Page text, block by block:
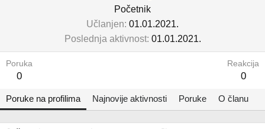
Početnik
Učlanjen 01.01.2021.
Poslednja aktivnost 01.01.2021.
Poruka
0
Reakcija
0
Poruke na profilima Najnovije aktivnosti Poruke O članu